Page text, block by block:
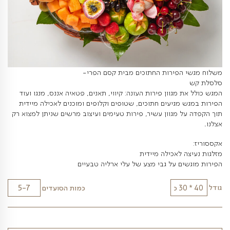
החתוכים מבית קסם הפרי-
חתוכים, שטופים וקלופים ומוכנים לאכילה מיידית
מגוון עשיר, פירות טעימים ועיצוב מרשים שניתן למצוא רק